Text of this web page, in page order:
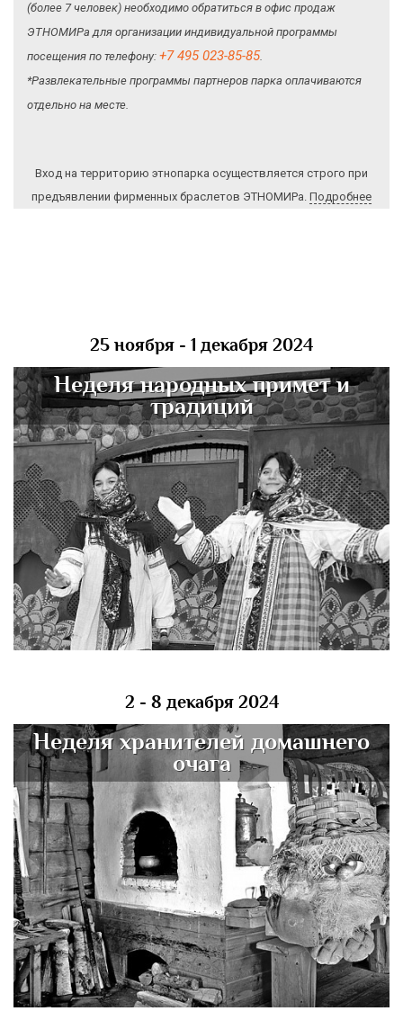
(более 7 человек) необходимо обратиться в офис продаж
ЭТНОМИРа для организации индивидуальной программы
посещения по телефону: +7 495 023-85-85.
*Развлекательные программы партнеров парка оплачиваются
отдельно на месте.
Вход на территорию этнопарка осуществляется строго при
предъявлении фирменных браслетов ЭТНОМИРа. Подробнее
25 ноября - 1 декабря 2024
Неделя народных примет и
традиций
2 - 8 декабря 2024
Неделя хранителей домашнего
очага